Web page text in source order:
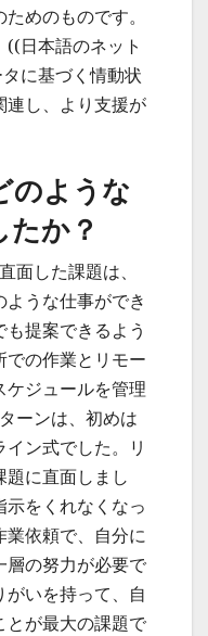
めのものです。
日本語のネット
に基づく情動状
連し、より支援が
ような
か？
面した課題は、
うな仕事ができ
提案できるよう
での作業とリモー
ケジュールを管理
ーンは、初めは
ン式でした。リ
に直面しまし
をくれなくなっ
業依頼で、自分に
層の努力が必要で
がいを持って、自
とが最大の課題で